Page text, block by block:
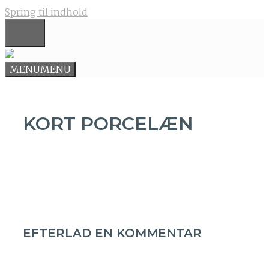
Spring til indhold
MENUMENU
KORT PORCELÆN
EFTERLAD EN KOMMENTAR